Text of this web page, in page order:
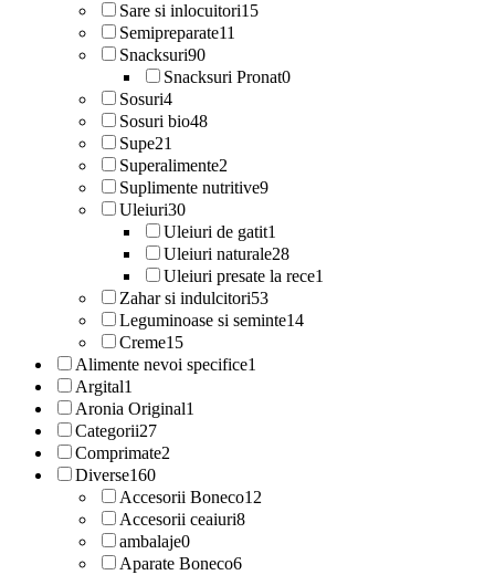
Sare si inlocuitori15
Semipreparate11
Snacksuri90
Snacksuri Pronat0
Sosuri4
Sosuri bio48
Supe21
Superalimente2
Suplimente nutritive9
Uleiuri30
Uleiuri de gatit1
Uleiuri naturale28
Uleiuri presate la rece1
Zahar si indulcitori53
Leguminoase si seminte14
Creme15
Alimente nevoi specifice1
Argital1
Aronia Original1
Categorii27
Comprimate2
Diverse160
Accesorii Boneco12
Accesorii ceaiuri8
ambalaje0
Aparate Boneco6